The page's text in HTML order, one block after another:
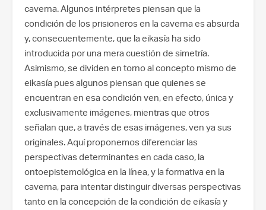
caverna. Algunos intérpretes piensan que la
condición de los prisioneros en la caverna es absurda
y, consecuentemente, que la eikasía ha sido
introducida por una mera cuestión de simetría.
Asimismo, se dividen en torno al concepto mismo de
eikasía pues algunos piensan que quienes se
encuentran en esa condición ven, en efecto, única y
exclusivamente imágenes, mientras que otros
señalan que, a través de esas imágenes, ven ya sus
originales. Aquí proponemos diferenciar las
perspectivas determinantes en cada caso, la
ontoepistemológica en la línea, y la formativa en la
caverna, para intentar distinguir diversas perspectivas
tanto en la concepción de la condición de eikasía y